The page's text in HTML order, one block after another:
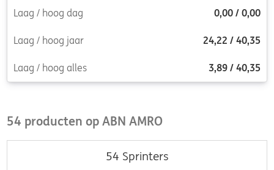
Laag / hoog dag 0,00 / 0,00
Laag / hoog jaar 24,22 / 40,35
Laag / hoog alles 3,89 / 40,35
54 producten op ABN AMRO
54 Sprinters